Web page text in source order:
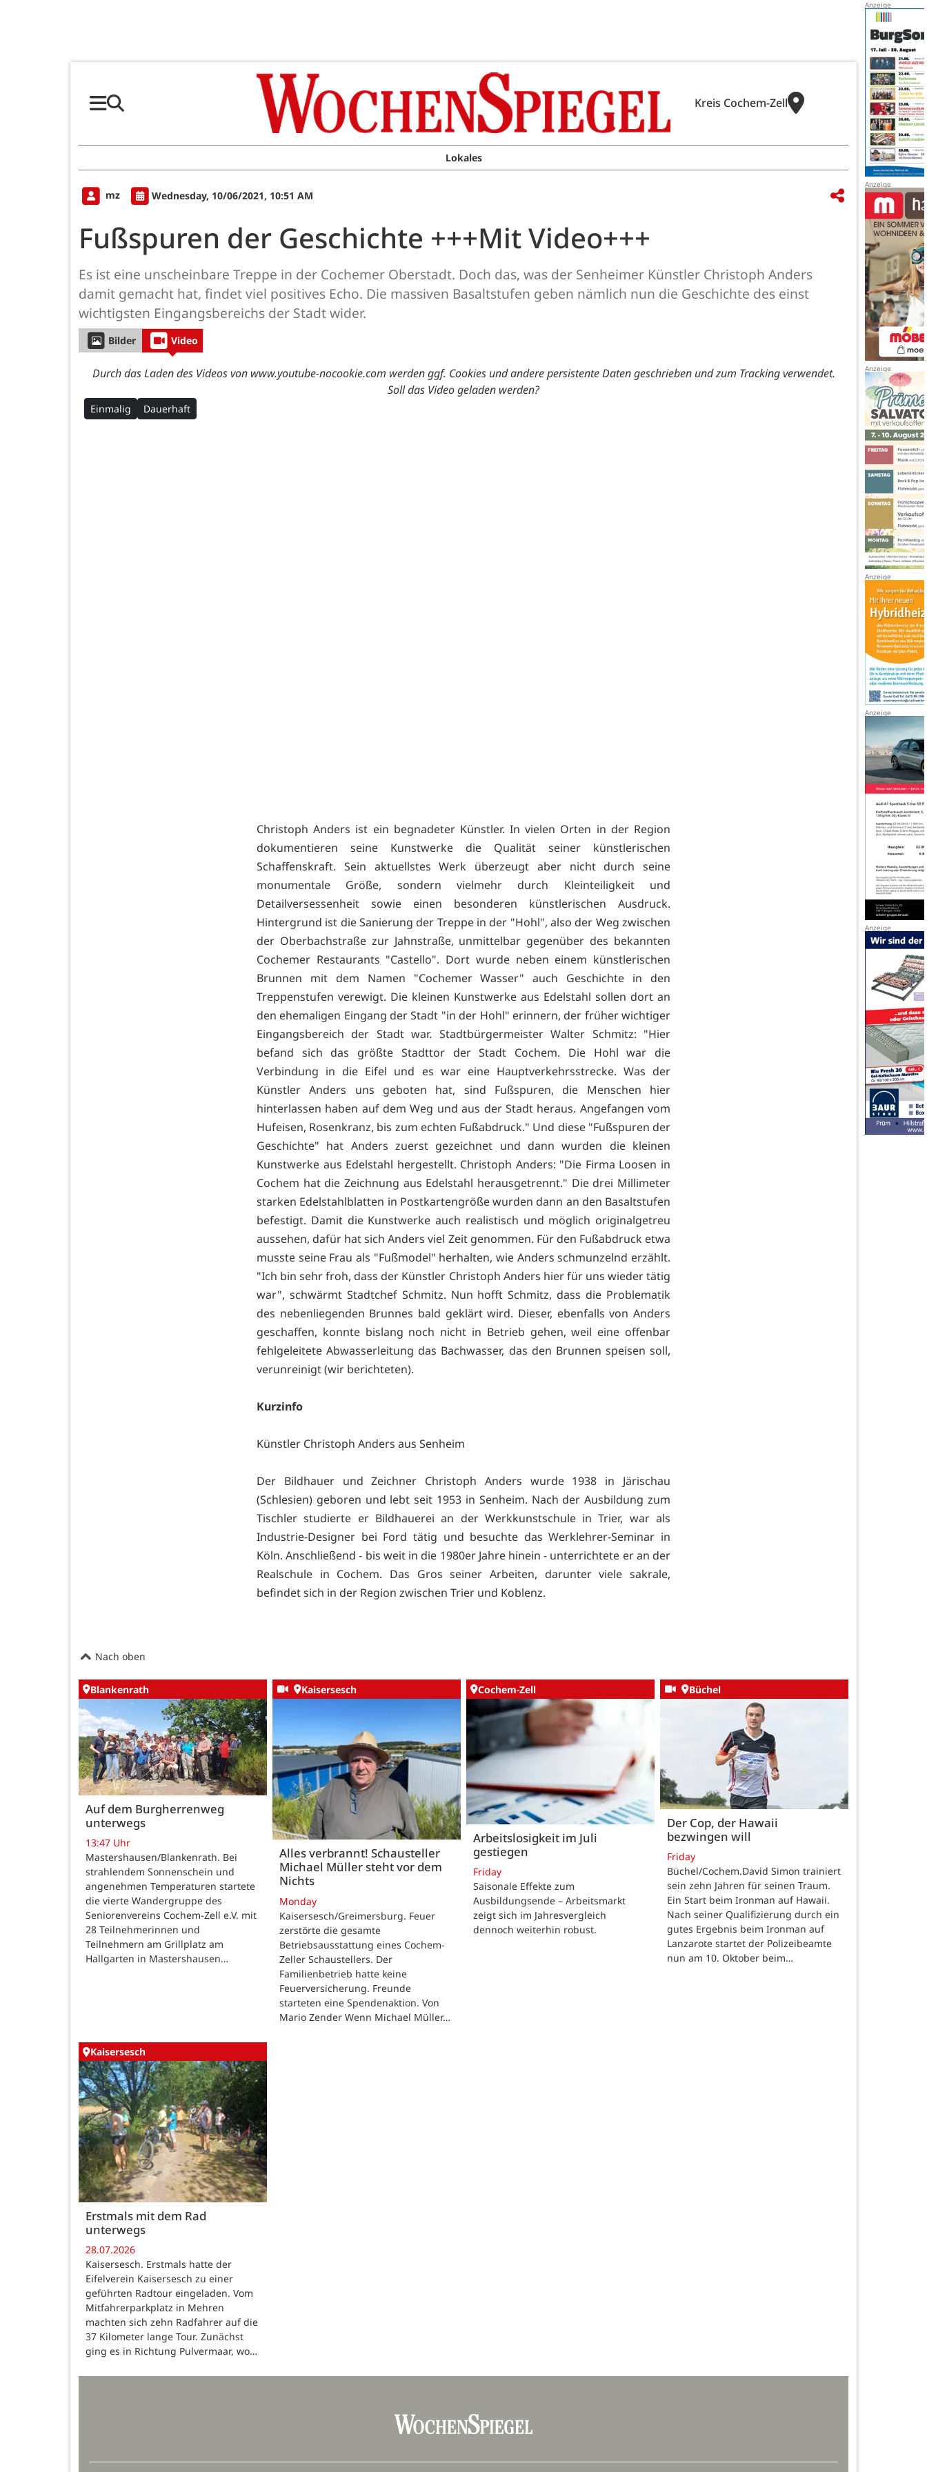
Kreis Cochem-Zell
Lokales
mz Wednesday, 10/06/2021, 10:51 AM
Fußspuren der Geschichte +++Mit Video+++
Es ist eine unscheinbare Treppe in der Cochemer Oberstadt. Doch das, was der Senheimer Künstler Christoph Anders
damit gemacht hat, findet viel positives Echo. Die massiven Basaltstufen geben nämlich nun die Geschichte des einst
wichtigsten Eingangsbereichs der Stadt wider.
Bilder Video
Durch das Laden des Videos von www.youtube-nocookie.com werden ggf. Cookies und andere persistente Daten geschrieben und zum Tracking verwendet.
Soll das Video geladen werden?
Einmalig Dauerhaft
Christoph Anders ist ein begnadeter Künstler. In vielen Orten in der Region
dokumentieren seine Kunstwerke die Qualität seiner künstlerischen
Schaffenskraft. Sein aktuellstes Werk überzeugt aber nicht durch seine
monumentale Größe, sondern vielmehr durch Kleinteiligkeit und
Detailversessenheit sowie einen besonderen künstlerischen Ausdruck.
Hintergrund ist die Sanierung der Treppe in der "Hohl", also der Weg zwischen
der Oberbachstraße zur Jahnstraße, unmittelbar gegenüber des bekannten
Cochemer Restaurants "Castello". Dort wurde neben einem künstlerischen
Brunnen mit dem Namen "Cochemer Wasser" auch Geschichte in den
Treppenstufen verewigt. Die kleinen Kunstwerke aus Edelstahl sollen dort an
den ehemaligen Eingang der Stadt "in der Hohl" erinnern, der früher wichtiger
Eingangsbereich der Stadt war. Stadtbürgermeister Walter Schmitz: "Hier
befand sich das größte Stadttor der Stadt Cochem. Die Hohl war die
Verbindung in die Eifel und es war eine Hauptverkehrsstrecke. Was der
Künstler Anders uns geboten hat, sind Fußspuren, die Menschen hier
hinterlassen haben auf dem Weg und aus der Stadt heraus. Angefangen vom
Hufeisen, Rosenkranz, bis zum echten Fußabdruck." Und diese "Fußspuren der
Geschichte" hat Anders zuerst gezeichnet und dann wurden die kleinen
Kunstwerke aus Edelstahl hergestellt. Christoph Anders: "Die Firma Loosen in
Cochem hat die Zeichnung aus Edelstahl herausgetrennt." Die drei Millimeter
starken Edelstahlblatten in Postkartengröße wurden dann an den Basaltstufen
befestigt. Damit die Kunstwerke auch realistisch und möglich originalgetreu
aussehen, dafür hat sich Anders viel Zeit genommen. Für den Fußabdruck etwa
musste seine Frau als "Fußmodel" herhalten, wie Anders schmunzelnd erzählt.
"Ich bin sehr froh, dass der Künstler Christoph Anders hier für uns wieder tätig
war", schwärmt Stadtchef Schmitz. Nun hofft Schmitz, dass die Problematik
des nebenliegenden Brunnes bald geklärt wird. Dieser, ebenfalls von Anders
geschaffen, konnte bislang noch nicht in Betrieb gehen, weil eine offenbar
fehlgeleitete Abwasserleitung das Bachwasser, das den Brunnen speisen soll,
verunreinigt (wir berichteten).
Kurzinfo
Künstler Christoph Anders aus Senheim
Der Bildhauer und Zeichner Christoph Anders wurde 1938 in Järischau
(Schlesien) geboren und lebt seit 1953 in Senheim. Nach der Ausbildung zum
Tischler studierte er Bildhauerei an der Werkkunstschule in Trier, war als
Industrie-Designer bei Ford tätig und besuchte das Werklehrer-Seminar in
Köln. Anschließend - bis weit in die 1980er Jahre hinein - unterrichtete er an der
Realschule in Cochem. Das Gros seiner Arbeiten, darunter viele sakrale,
befindet sich in der Region zwischen Trier und Koblenz.
Nach oben
Blankenrath
Auf dem Burgherrenweg
unterwegs
13:47 Uhr
Mastershausen/Blankenrath. Bei
strahlendem Sonnenschein und
angenehmen Temperaturen startete
die vierte Wandergruppe des
Seniorenvereins Cochem-Zell e.V. mit
28 Teilnehmerinnen und
Teilnehmern am Grillplatz am
Hallgarten in Mastershausen…
Kaisersesch
Alles verbrannt! Schausteller
Michael Müller steht vor dem
Nichts
Monday
Kaisersesch/Greimersburg. Feuer
zerstörte die gesamte
Betriebsausstattung eines Cochem-
Zeller Schaustellers. Der
Familienbetrieb hatte keine
Feuerversicherung. Freunde
starteten eine Spendenaktion. Von
Mario Zender Wenn Michael Müller…
Cochem-Zell
Arbeitslosigkeit im Juli
gestiegen
Friday
Saisonale Effekte zum
Ausbildungsende – Arbeitsmarkt
zeigt sich im Jahresvergleich
dennoch weiterhin robust.
Büchel
Der Cop, der Hawaii
bezwingen will
Friday
Büchel/Cochem.David Simon trainiert
sein zehn Jahren für seinen Traum.
Ein Start beim Ironman auf Hawaii.
Nach seiner Qualifizierung durch ein
gutes Ergebnis beim Ironman auf
Lanzarote startet der Polizeibeamte
nun am 10. Oktober beim…
Kaisersesch
Erstmals mit dem Rad
unterwegs
28.07.2026
Kaisersesch. Erstmals hatte der
Eifelverein Kaisersesch zu einer
geführten Radtour eingeladen. Vom
Mitfahrerparkplatz in Mehren
machten sich zehn Radfahrer auf die
37 Kilometer lange Tour. Zunächst
ging es in Richtung Pulvermaar, wo…